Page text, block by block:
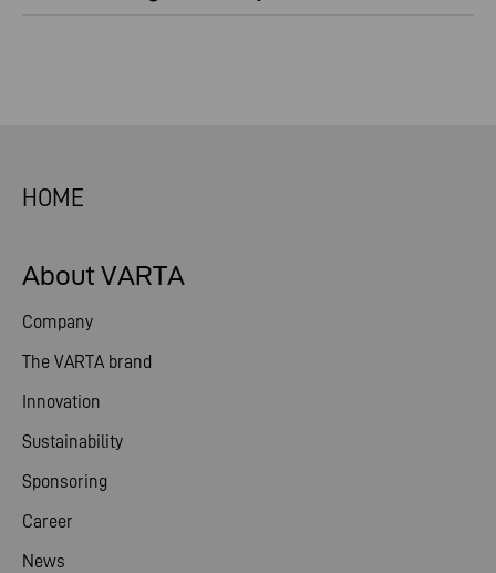
HOME
About VARTA
Company
The VARTA brand
Innovation
Sustainability
Sponsoring
Career
News